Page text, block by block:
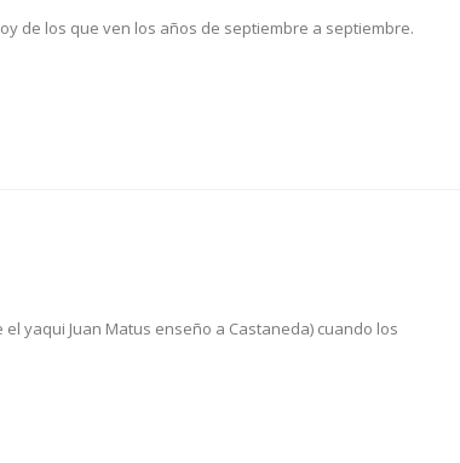
de los que ven los años de septiembre a septiembre.
yaqui Juan Matus enseño a Castaneda) cuando los